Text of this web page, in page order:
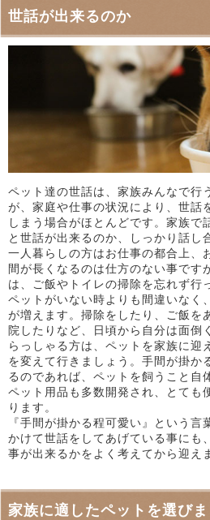
世話が出来るのか
ペット達の世話は、家族みんなで行
が、家庭や仕事の状況により、世話
しまう場合がほとんどです。家族で
と世話が出来るのか、しっかり話し
一人暮らしの方はお仕事の都合上、
間が長くなるのは仕方のない事です
は、ご飯やトイレの掃除を忘れず行
ペットがいない時よりも間違いなく
が増えます。掃除をしたり、ご飯を
院したりなど、日頃から自分は面倒
らっしゃる方は、ペットを家族に迎
を変えて行きましょう。手間が掛か
るのであれば、ペットを飼うこと自
ペット用品も多数開発され、とても
ります。
『手間が掛かる程可愛い』という言
かけて世話をしてあげている事にも
事が出来るかをよく考えてから迎え
家族に適したペットを選びま